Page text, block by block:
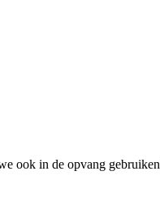
ook in de opvang